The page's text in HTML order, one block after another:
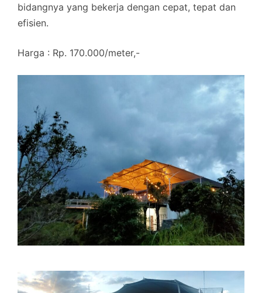
bidangnya yang bekerja dengan cepat, tepat dan
efisien.
Harga : Rp. 170.000/meter,-